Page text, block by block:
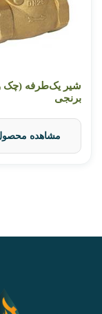
شیر یک‌طرفه (چک
برنجی
مشاهده